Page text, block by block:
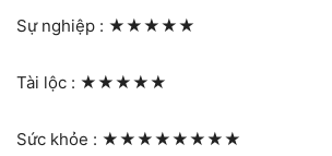
Sự nghiệp : ★★★★★
Tài lộc : ★★★★★
Sức khỏe : ★★★★★★★★